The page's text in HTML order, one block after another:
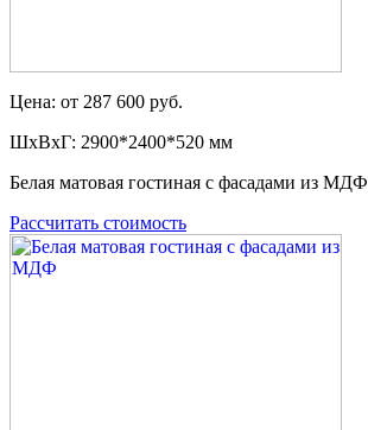
Цена: от 287 600 руб.
ШxВxГ: 2900*2400*520 мм
Белая матовая гостиная с фасадами из МДФ
Рассчитать стоимость